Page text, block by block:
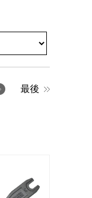
最後